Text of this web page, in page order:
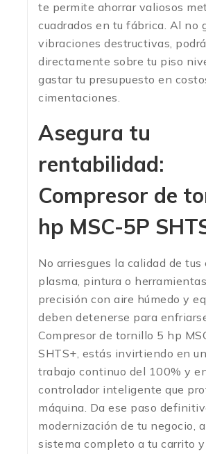
te permite ahorrar valiosos
cuadrados en tu fábrica. Al no
vibraciones destructivas,
directamente sobre tu piso
gastar tu presupuesto en
cimentaciones.
Asegura tu
rentabilidad:
Compresor de
hp MSC-5P
No arriesgues la calidad de tus
plasma, pintura o
precisión con aire húmedo y
deben detenerse para
Compresor de tornillo 5 hp
SHTS+, estás invirtiendo en
trabajo continuo del 100% y
controlador inteligente que
máquina. Da ese paso
modernización de tu negocio,
sistema completo a tu carrito